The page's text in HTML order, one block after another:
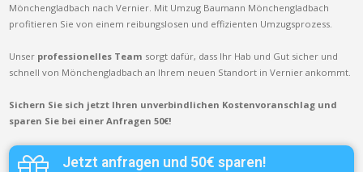
Mönchengladbach nach Vernier. Mit Umzug Baumann Mönchengladbach
profitieren Sie von einem reibungslosen und effizienten Umzugsprozess.
Unser professionelles Team sorgt dafür, dass Ihr Hab und Gut sicher und
schnell von Mönchengladbach an Ihrem neuen Standort in Vernier ankommt.
Sichern Sie sich jetzt Ihren unverbindlichen Kostenvoranschlag und
sparen Sie bei einer Anfragen 50€!
Jetzt anfragen und 50€ sparen!